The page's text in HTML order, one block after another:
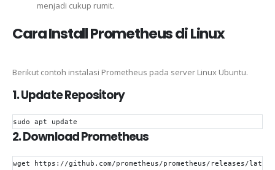
menjadi cukup rumit.
Cara Install Prometheus di Linux
Berikut contoh instalasi Prometheus pada server Linux Ubuntu.
1. Update Repository
sudo apt update
2. Download Prometheus
wget https://github.com/prometheus/prometheus/releases/